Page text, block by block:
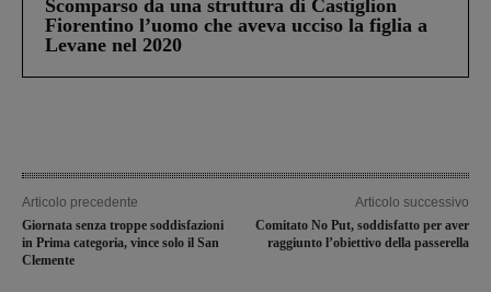
Scomparso da una struttura di Castiglion
Fiorentino l’uomo che aveva ucciso la figlia a
Levane nel 2020
Articolo precedente
Giornata senza troppe soddisfazioni
in Prima categoria, vince solo il San
Clemente
Articolo successivo
Comitato No Put, soddisfatto per aver
raggiunto l’obiettivo della passerella